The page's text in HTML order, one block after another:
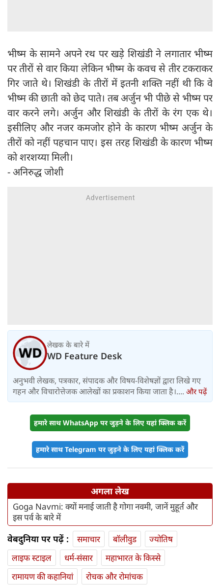
भीष्म के सामने अपने रथ पर खड़े शिखंडी ने लगातार भीष्म
पर तीरों से वार किया लेकिन भीष्म के कवच से तीर टकराकर
गिर जाते थे। शिखंडी के तीरों में इतनी शक्ति नहीं थी कि वे
भीष्म की छाती को छेद पाते। तब अर्जुन भी पीछे से भीष्म पर
वार करने लगे। अर्जुन और शिखंडी के तीरों के रंग एक थे।
इसीलिए और नजर कमजोर होने के कारण भीष्म अर्जुन के
तीरों को नहीं पहचान पाए। इस तरह शिखंडी के कारण भीष्म
को शरशय्या मिली।
- अनिरुद्ध जोशी
लेखक के बारे में
WD Feature Desk
अनुभवी लेखक, पत्रकार, संपादक और विषय-विशेषज्ञों द्वारा लिखे गए
गहन और विचारोत्तेजक आलेखों का प्रकाशन किया जाता है।.... और पढ़ें
हमारे साथ WhatsApp पर जुड़ने के लिए यहां क्लिक करें
हमारे साथ Telegram पर जुड़ने के लिए यहां क्लिक करें
अगला लेख
Goga Navmi: क्यों मनाई जाती है गोगा नवमी, जानें मुहूर्त और
इस पर्व के बारे में
वेबदुनिया पर पढ़ें : समाचार बॉलीवुड
ज्योतिष
लाइफ स्‍टाइल
धर्म-संसार
महाभारत के किस्से
रामायण की कहानियां
रोचक और रोमांचक